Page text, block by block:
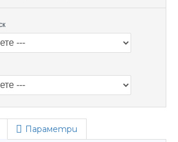
Параметри